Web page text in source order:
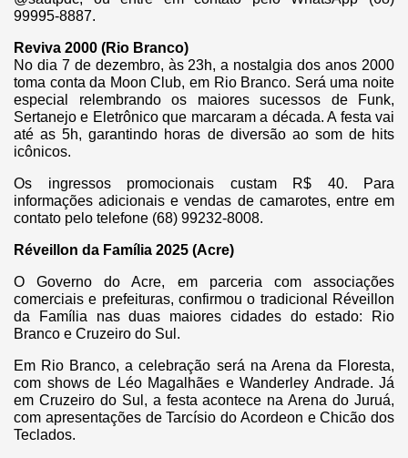
99995-8887.
Reviva 2000 (Rio Branco)
No dia 7 de dezembro, às 23h, a nostalgia dos anos 2000
toma conta da Moon Club, em Rio Branco. Será uma noite
especial relembrando os maiores sucessos de Funk,
Sertanejo e Eletrônico que marcaram a década. A festa vai
até as 5h, garantindo horas de diversão ao som de hits
icônicos.
Os ingressos promocionais custam R$ 40. Para
informações adicionais e vendas de camarotes, entre em
contato pelo telefone (68) 99232-8008.
Réveillon da Família 2025 (Acre)
O Governo do Acre, em parceria com associações
comerciais e prefeituras, confirmou o tradicional Réveillon
da Família nas duas maiores cidades do estado: Rio
Branco e Cruzeiro do Sul.
Em Rio Branco, a celebração será na Arena da Floresta,
com shows de Léo Magalhães e Wanderley Andrade. Já
em Cruzeiro do Sul, a festa acontece na Arena do Juruá,
com apresentações de Tarcísio do Acordeon e Chicão dos
Teclados.